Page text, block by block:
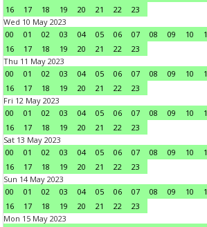
16
17 18 19 20 21 22
23
Wed 10 May 2023
00
01 02 03 04 05 06 07 08 09 10
16
17 18 19 20 21 22
23
Thu 11 May 2023
00
01 02 03 04 05 06 07 08 09 10
16
17 18 19 20 21 22
23
Fri 12 May 2023
00
01 02 03 04 05 06 07 08 09 10
16
17 18 19 20 21 22
23
Sat 13 May 2023
00
01 02 03 04 05 06 07 08 09 10
16
17 18 19 20 21 22
23
Sun 14 May 2023
00
01 02 03 04 05 06 07 08 09 10
16
17 18 19 20 21 22
23
Mon 15 May 2023